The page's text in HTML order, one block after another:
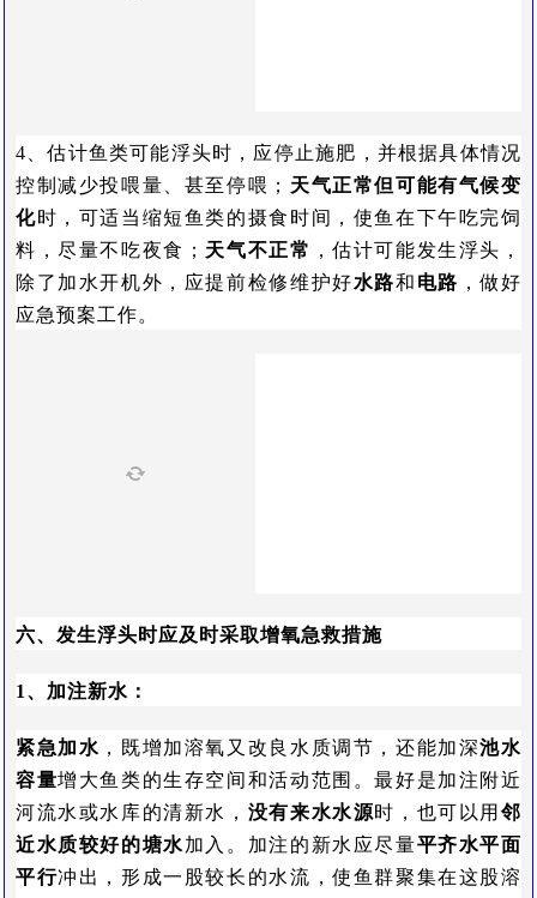
4、估计鱼类可能浮头时，应停止施肥，并根据具体情况
控制减少投喂量、甚至停喂； 天气正常但可能有气候变
化时，可适当缩短鱼类的摄食时间，使鱼在下午吃完饲
料，尽量不吃夜食； 天气不正常 ，估计可能发生浮头，
除了加水开机外，应提前检修维护好水路和 电路 ，做好
应急预案工作。
六、发生浮头时应及时采取增氧急救措施
1、加注新水：
紧急加水 ，既增加溶氧又改良水质调节，还能加深池水
容量增大鱼类的生存空间和活动范围。最好是加注附近
河流水或水库的清新水， 没有来水水源时，也可以用邻
近水质较好的塘水加入。加注的新水应尽量平齐水平面
平行冲出，形成一股较长的水流，使鱼群聚集在这股溶